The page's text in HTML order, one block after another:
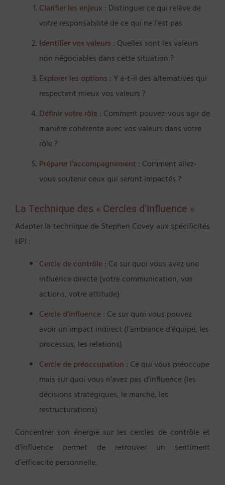
Clarifier les enjeux : Distinguer ce qui relève de
votre responsabilité de ce qui ne l’est pas
Identifier vos valeurs : Quelles sont les valeurs
non négociables dans cette situation ?
Explorer les options : Y a-t-il des alternatives qui
respectent mieux vos valeurs ?
Définir votre rôle: Comment pouvez-vous agir de
manière cohérente avec vos valeurs dans votre
rôle ?
Préparer l’accompagnement : Comment allez-
vous soutenir ceux qui seront impactés ?
La Technique des « Cercles d’Influence »
Adapter la technique de Stephen Covey aux spécificités
HPI :
Cercle de contrôle: Ce sur quoi vous avez une
influence directe (votre communication, vos
actions, votre attitude)
Cercle d’influence: Ce sur quoi vous pouvez
avoir un impact indirect (l’ambiance d’équipe, les
processus, les relations)
Cercle de préoccupation : Ce qui vous préoccupe
mais sur quoi vous n’avez pas d’influence (les
décisions stratégiques, le marché, les
restructurations)
Concentrer son énergie sur les cercles de contrôle et
d’influence permet de retrouver un sentiment
d’efficacité personnelle.